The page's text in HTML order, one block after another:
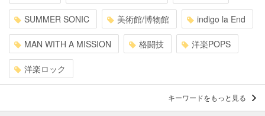
SUMMER SONIC 美術館/博物館 indigo la End
MAN WITH A MISSION 格闘技 洋楽POPS
洋楽ロック
キーワードをもっと見る